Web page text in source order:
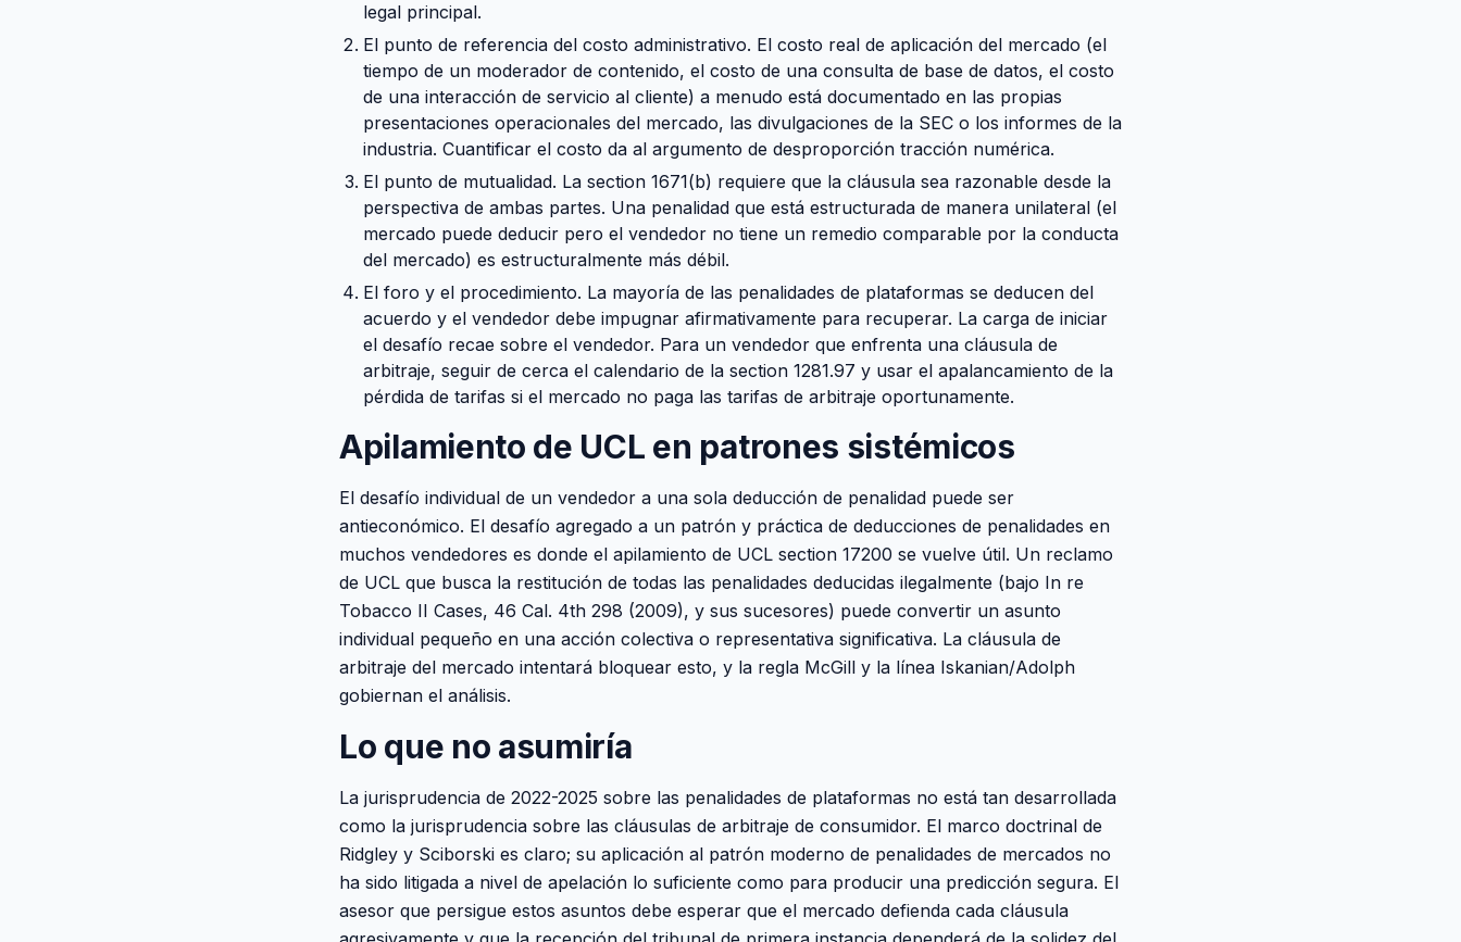
legal principal.
El punto de referencia del costo administrativo. El costo real de aplicación del mercado (el
tiempo de un moderador de contenido, el costo de una consulta de base de datos, el costo
de una interacción de servicio al cliente) a menudo está documentado en las propias
presentaciones operacionales del mercado, las divulgaciones de la SEC o los informes de la
industria. Cuantificar el costo da al argumento de desproporción tracción numérica.
El punto de mutualidad. La section 1671(b) requiere que la cláusula sea razonable desde la
perspectiva de ambas partes. Una penalidad que está estructurada de manera unilateral (el
mercado puede deducir pero el vendedor no tiene un remedio comparable por la conducta
del mercado) es estructuralmente más débil.
El foro y el procedimiento. La mayoría de las penalidades de plataformas se deducen del
acuerdo y el vendedor debe impugnar afirmativamente para recuperar. La carga de iniciar
el desafío recae sobre el vendedor. Para un vendedor que enfrenta una cláusula de
arbitraje, seguir de cerca el calendario de la section 1281.97 y usar el apalancamiento de la
pérdida de tarifas si el mercado no paga las tarifas de arbitraje oportunamente.
Apilamiento de UCL en patrones sistémicos
El desafío individual de un vendedor a una sola deducción de penalidad puede ser
antieconómico. El desafío agregado a un patrón y práctica de deducciones de penalidades en
muchos vendedores es donde el apilamiento de UCL section 17200 se vuelve útil. Un reclamo
de UCL que busca la restitución de todas las penalidades deducidas ilegalmente (bajo In re
Tobacco II Cases, 46 Cal. 4th 298 (2009), y sus sucesores) puede convertir un asunto
individual pequeño en una acción colectiva o representativa significativa. La cláusula de
arbitraje del mercado intentará bloquear esto, y la regla McGill y la línea Iskanian/Adolph
gobiernan el análisis.
Lo que no asumiría
La jurisprudencia de 2022-2025 sobre las penalidades de plataformas no está tan desarrollada
como la jurisprudencia sobre las cláusulas de arbitraje de consumidor. El marco doctrinal de
Ridgley y Sciborski es claro; su aplicación al patrón moderno de penalidades de mercados no
ha sido litigada a nivel de apelación lo suficiente como para producir una predicción segura. El
asesor que persigue estos asuntos debe esperar que el mercado defienda cada cláusula